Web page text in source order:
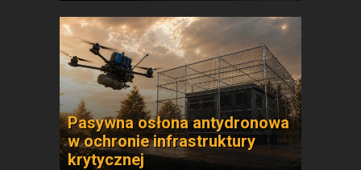
Pasywna osłona antydronowa
w ochronie infrastruktury
krytycznej